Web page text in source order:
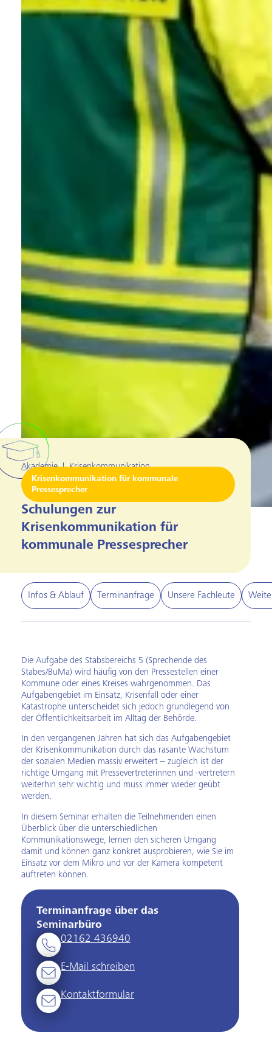
Akademie|Krisenkommunikation
Krisenkommunikation für kommunale
Pressesprecher
Schulungen zur
Krisenkommunikation für
kommunale Pressesprecher
Infos & Ablauf Terminanfrage Unsere Fachleute
Die Aufgabe des Stabsbereichs 5 (Sprechende des
Stabes/BuMa) wird häufig von den Pressestellen einer
Kommune oder eines Kreises wahrgenommen. Das
Aufgabengebiet im Einsatz, Krisenfall oder einer
Katastrophe unterscheidet sich jedoch grundlegend von
der Öffentlichkeitsarbeit im Alltag der Behörde.
In den vergangenen Jahren hat sich das Aufgabengebiet
der Krisenkommunikation durch das rasante Wachstum
der sozialen Medien massiv erweitert – zugleich ist der
richtige Umgang mit Pressevertreterinnen und -vertretern
weiterhin sehr wichtig und muss immer wieder geübt
werden.
In diesem Seminar erhalten die Teilnehmenden einen
Überblick über die unterschiedlichen
Kommunikationswege, lernen den sicheren Umgang
damit und können ganz konkret ausprobieren, wie Sie im
Einsatz vor dem Mikro und vor der Kamera kompetent
auftreten können.
Terminanfrage über das
Seminarbüro
02162 436940
E-Mail schreiben
Kontaktformular